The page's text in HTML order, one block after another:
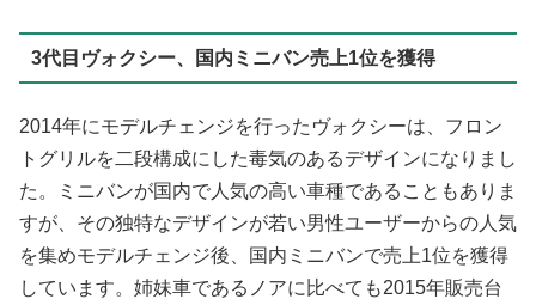
3代目ヴォクシー、国内ミニバン売上1位を獲得
2014年にモデルチェンジを行ったヴォクシーは、フロン
トグリルを二段構成にした毒気のあるデザインになりまし
た。ミニバンが国内で人気の高い車種であることもありま
すが、その独特なデザインが若い男性ユーザーからの人気
を集めモデルチェンジ後、国内ミニバンで売上1位を獲得
しています。姉妹車であるノアに比べても2015年販売台